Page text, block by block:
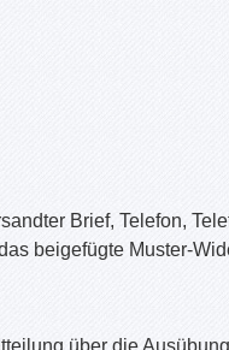
Brief, Telefon,
beigefügte Muster-
über die